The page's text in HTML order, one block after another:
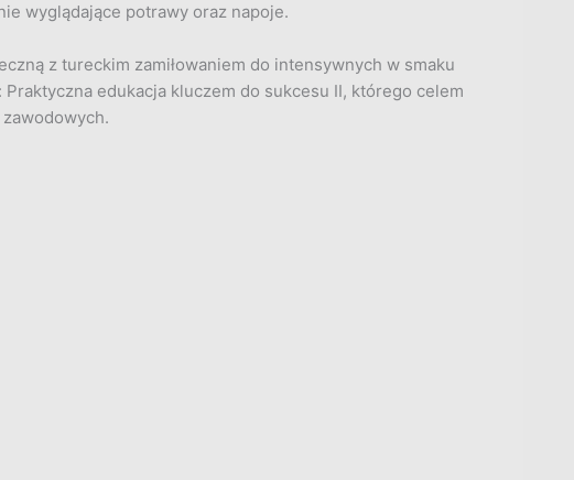
wyglądające potrawy oraz napoje.
z tureckim zamiłowaniem do intensywnych w smaku
edukacja kluczem do sukcesu II, którego celem